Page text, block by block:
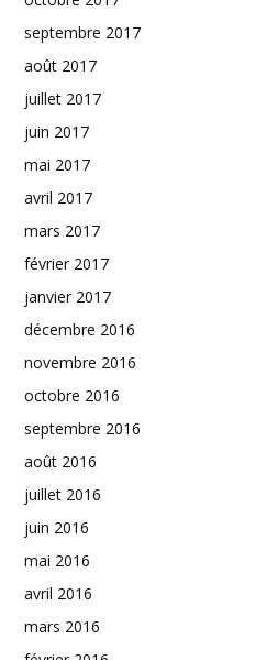
septembre 2017
août 2017
juillet 2017
juin 2017
mai 2017
avril 2017
mars 2017
février 2017
janvier 2017
décembre 2016
novembre 2016
octobre 2016
septembre 2016
août 2016
juillet 2016
juin 2016
mai 2016
avril 2016
mars 2016